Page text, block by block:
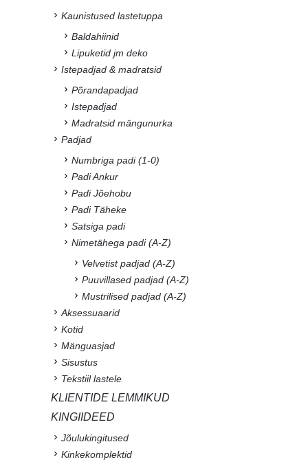
Kaunistused lastetuppa
Baldahiinid
Lipuketid jm deko
Istepadjad & madratsid
Põrandapadjad
Istepadjad
Madratsid mängunurka
Padjad
Numbriga padi (1-0)
Padi Ankur
Padi Jõehobu
Padi Täheke
Satsiga padi
Nimetähega padi (A-Z)
Velvetist padjad (A-Z)
Puuvillased padjad (A-Z)
Mustrilised padjad (A-Z)
Aksessuaarid
Kotid
Mänguasjad
Sisustus
Tekstiil lastele
KLIENTIDE LEMMIKUD
KINGIIDEED
Jõulukingitused
Kinkekomplektid